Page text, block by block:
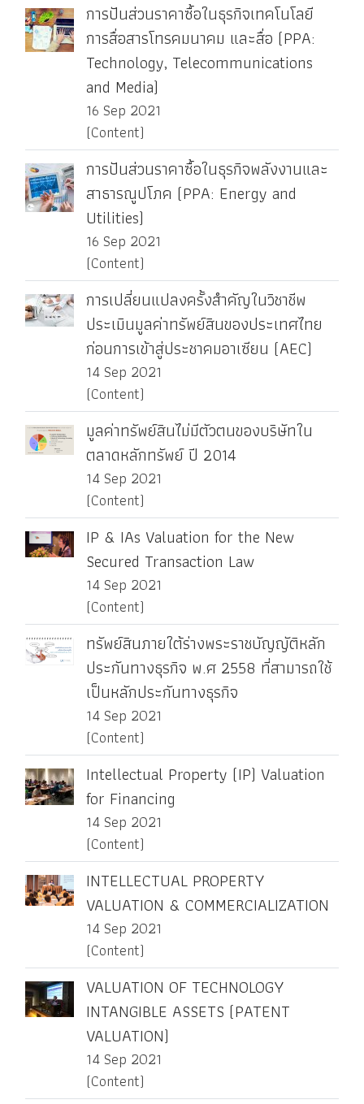
การปันส่วนราคาซื้อในธุรกิจเทคโนโลยี
การสื่อสารโทรคมนาคม และสื่อ (PPA:
Technology, Telecommunications
and Media)
16 Sep 2021
(Content)
การปันส่วนราคาซื้อในธุรกิจพลังงานและ
สาธารณูปโภค (PPA: Energy and
Utilities)
16 Sep 2021
(Content)
การเปลี่ยนแปลงครั้งสำคัญในวิชาชีพ
ประเมินมูลค่าทรัพย์สินของประเทศไทย
ก่อนการเข้าสู่ประชาคมอาเซียน (AEC)
14 Sep 2021
(Content)
มูลค่าทรัพย์สินไม่มีตัวตนของบริษัทใน
ตลาดหลักทรัพย์ ปี 2014
14 Sep 2021
(Content)
IP & IAs Valuation for the New
Secured Transaction Law
14 Sep 2021
(Content)
ทรัพย์สินภายใต้ร่างพระราชบัญญัติหลัก
ประกันทางธุรกิจ พ.ศ 2558 ที่สามารถใช้
เป็นหลักประกันทางธุรกิจ
14 Sep 2021
(Content)
Intellectual Property (IP) Valuation
for Financing
14 Sep 2021
(Content)
INTELLECTUAL PROPERTY
VALUATION & COMMERCIALIZATION
14 Sep 2021
(Content)
VALUATION OF TECHNOLOGY
INTANGIBLE ASSETS (PATENT
VALUATION)
14 Sep 2021
(Content)